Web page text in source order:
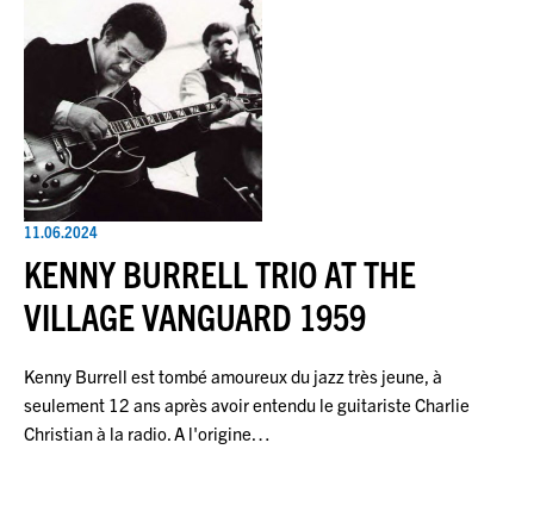
11.06.2024
KENNY BURRELL TRIO AT THE
VILLAGE VANGUARD 1959
Kenny Burrell est tombé amoureux du jazz très jeune, à
seulement 12 ans après avoir entendu le guitariste Charlie
Christian à la radio. A l'origine…